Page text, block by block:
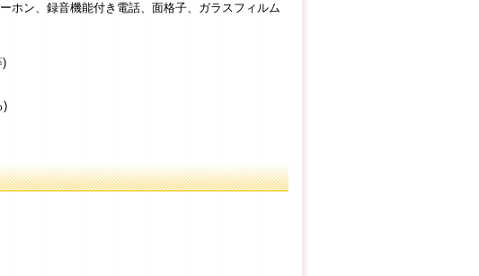
ホン、録音機能付き電話、面格子、ガラスフィルム
)
)